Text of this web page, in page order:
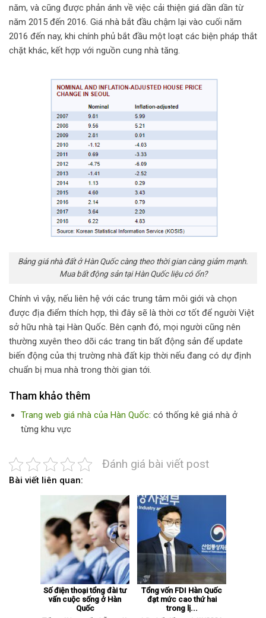
năm, và cũng được phản ánh về việc cải thiện giá dần dần từ
năm 2015 đến 2016. Giá nhà bắt đầu chậm lại vào cuối năm
2016 đến nay, khi chính phủ bắt đầu một loạt các biện pháp thắt
chặt khác, kết hợp với nguồn cung nhà tăng.
Bảng giá nhà đất ở Hàn Quốc càng theo thời gian càng giảm mạnh.
Mua bất động sản tại Hàn Quốc liệu có ổn?
Chính vì vậy, nếu liên hệ với các trung tâm môi giới và chọn
được địa điểm thích hợp, thì đây sẽ là thời cơ tốt để người Việt
sở hữu nhà tại Hàn Quốc. Bên cạnh đó, mọi người cũng nên
thường xuyên theo dõi các trang tin bất động sản để update
biến động của thị trường nhà đất kịp thời nếu đang có dự định
chuẩn bị mua nhà trong thời gian tới.
Tham khảo thêm
Trang web giá nhà của Hàn Quốc: có thống kê giá nhà ở
từng khu vực
Đánh giá bài viết post
Bài viết liên quan:
Số điện thoại tổng đài tư
vấn cuộc sống ở Hàn
Quốc
Tổng vốn FDI Hàn Quốc
đạt mức cao thứ hai
trong lị...